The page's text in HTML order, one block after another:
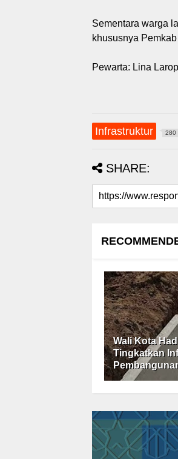
Sementara warga
khususnya
Pewarta: Lina
Infrastruktur 280
SHARE:
Wali Kota
Tingkatkan